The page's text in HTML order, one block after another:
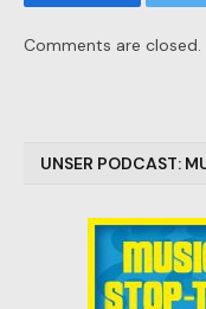
Comments are closed.
UNSER PODCAST: